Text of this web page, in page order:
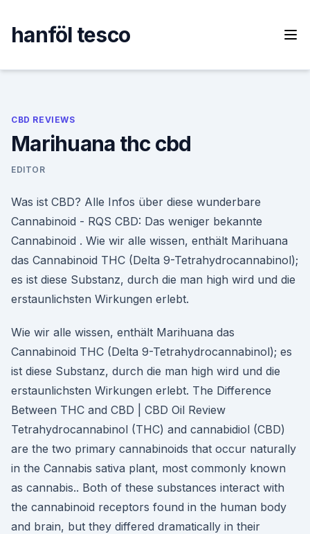
content
hanföl tesco
CBD REVIEWS
Marihuana thc cbd
EDITOR
Was ist CBD? Alle Infos über diese wunderbare
Cannabinoid - RQS CBD: Das weniger bekannte
Cannabinoid . Wie wir alle wissen, enthält Marihuana
das Cannabinoid THC (Delta 9-Tetrahydrocannabinol);
es ist diese Substanz, durch die man high wird und die
erstaunlichsten Wirkungen erlebt.
Wie wir alle wissen, enthält Marihuana das
Cannabinoid THC (Delta 9-Tetrahydrocannabinol); es
ist diese Substanz, durch die man high wird und die
erstaunlichsten Wirkungen erlebt. The Difference
Between THC and CBD | CBD Oil Review
Tetrahydrocannabinol (THC) and cannabidiol (CBD)
are the two primary cannabinoids that occur naturally
in the Cannabis sativa plant, most commonly known
as cannabis.. Both of these substances interact with
the cannabinoid receptors found in the human body
and brain, but they differed dramatically in their